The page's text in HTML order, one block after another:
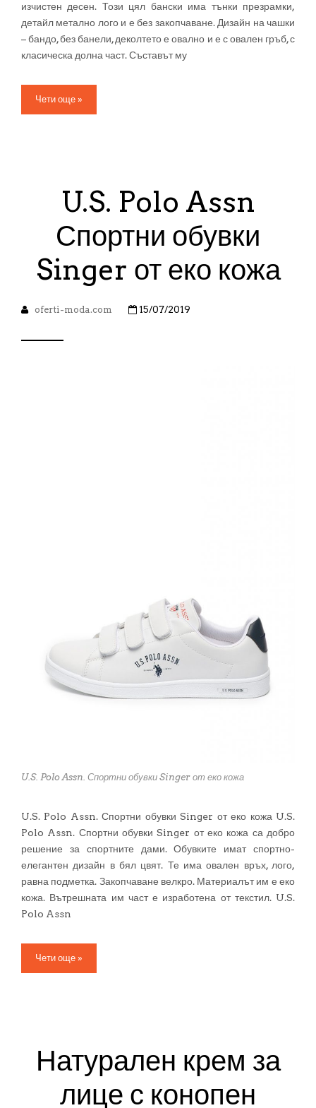
изчистен десен. Този цял бански има тънки презрамки,
детайл метално лого и е без закопчаване. Дизайн на чашки
– бандо, без банели, деколтето е овално и е с овален гръб, с
класическа долна част. Съставът му
Чети още »
U.S. Polo Assn
Спортни обувки
Singer от еко кожа
oferti-moda.com 15/07/2019
U.S. Polo Assn. Спортни обувки Singer от еко кожа
U.S. Polo Assn. Спортни обувки Singer от еко кожа U.S.
Polo Assn. Спортни обувки Singer от еко кожа са добро
решение за спортните дами. Обувките имат спортно-
елегантен дизайн в бял цвят. Те има овален връх, лого,
равна подметка. Закопчаване велкро. Материалът им е еко
кожа. Вътрешната им част е изработена от текстил. U.S.
Polo Assn
Чети още »
Натурален крем за
лице с конопен